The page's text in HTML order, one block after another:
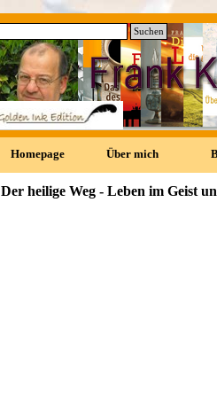
Suchen
0
Homepage Über mich
Der heilige Weg - Leben im Geist